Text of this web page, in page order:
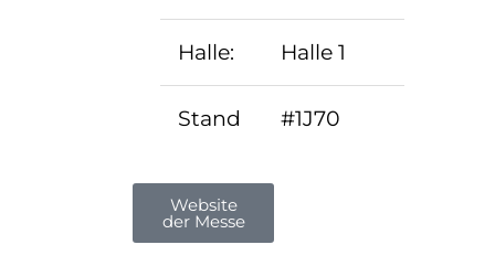
Halle: Halle 1
Stand #1J70
Website
der Messe